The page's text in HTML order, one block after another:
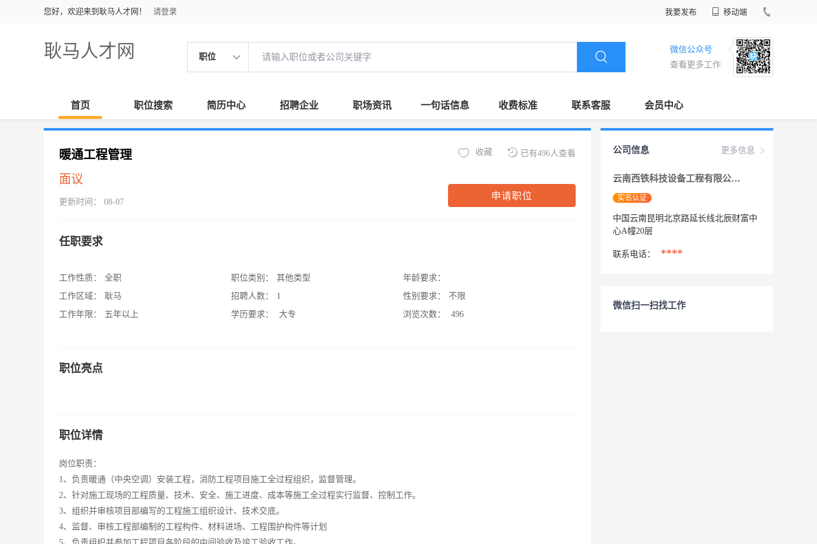
您好，欢迎来到耿马人才网！ 请登录 我要发布 移动端
耿马人才网 职位
微信公众号
查看更多工作
首页 职位搜索 简历中心 招聘企业 职场资讯 一句话信息 收费标准 联系客服 会员中心
暖通工程管理
面议
更新时间： 08-07
已有496人查看
收藏
申请职位
任职要求
工作性质：
全职
工作区域：
耿马
工作年限：
五年以上
职位类别：
其他类型
招聘人数：
1
学历要求：
大专
年龄要求：
性别要求：
不限
浏览次数：
496
职位亮点
职位详情
岗位职责：
1、负责暖通（中央空调）安装工程，消防工程项目施工全过程组织，监督管理。
2、针对施工现场的工程质量、技术、安全、施工进度、成本等施工全过程实行监督、控制工作。
3、组织并审核项目部编写的工程施工组织设计、技术交底。
4、监督、审核工程部编制的工程构件、材料进场、工程围护构件等计划
更多信息
公司信息
云南西铁科技设备工程有限公司
实名认证
中国云南昆明北京路延长线北辰财富中
心A幢20层
联系电话： ****
微信扫一扫找工作